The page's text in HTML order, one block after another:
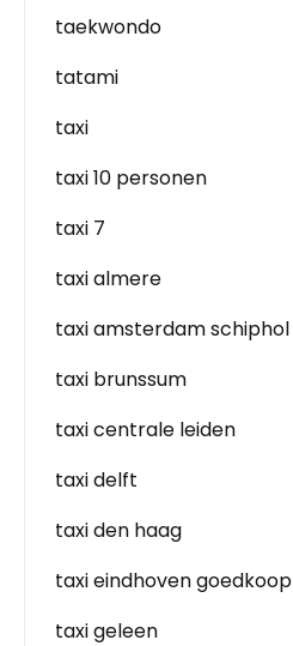
taekwondo
tatami
taxi
taxi 10 personen
taxi 7
taxi almere
taxi amsterdam schiphol
taxi brunssum
taxi centrale leiden
taxi delft
taxi den haag
taxi eindhoven goedkoop
taxi geleen